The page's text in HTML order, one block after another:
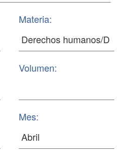
Materia:
Volumen:
Mes: